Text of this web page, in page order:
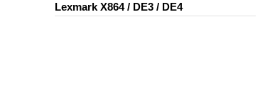
Lexmark X864 / DE3 / DE4